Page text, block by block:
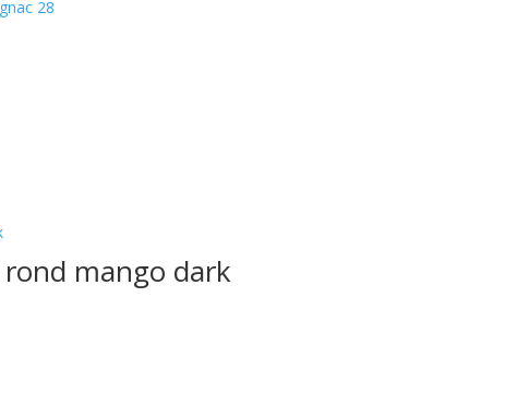
mango dark